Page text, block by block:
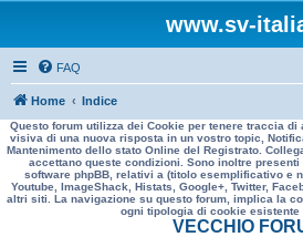
www.sv-
FAQ
Home Indice
Questo forum utilizza dei Cookie per tenere traccia
visiva di una nuova risposta in un vostro topic,
Mantenimento dello stato Online del Registrato.
accettano queste condizioni. Sono inoltre
software phpBB, relativi a (titolo esemplificativo e
Youtube, ImageShack, Histats, Google+, Twitter,
altri siti. La navigazione su questo forum, implica la
ogni tipologia di cookie esistente
VECCHIO